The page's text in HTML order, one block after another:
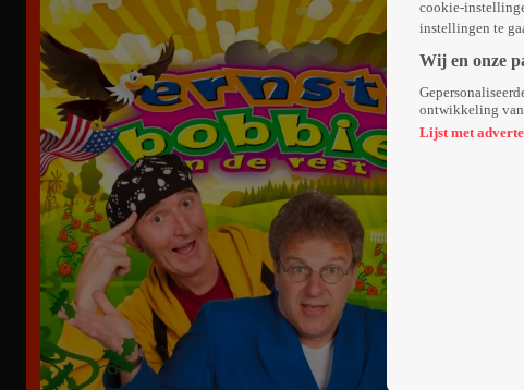
cookie-
instellingen te
Wij en onze
ontwikkeling van
Lijst met